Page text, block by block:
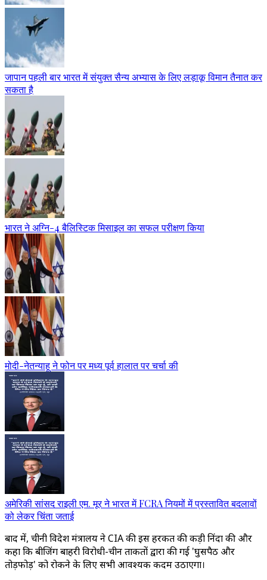
जापान पहली बार भारत में संयुक्त सैन्य अभ्यास के लिए लड़ाकू विमान तैनात कर
सकता है
भारत ने अग्नि-4 बैलिस्टिक मिसाइल का सफल परीक्षण किया
मोदी-नेतन्याहू ने फोन पर मध्य पूर्व हालात पर चर्चा की
अमेरिकी सांसद राइली एम. मूर ने भारत में FCRA नियमों में प्रस्तावित बदलावों
को लेकर चिंता जताई
बाद में, चीनी विदेश मंत्रालय ने CIA की इस हरकत की कड़ी निंदा की और
कहा कि बीजिंग बाहरी विरोधी-चीन ताकतों द्वारा की गई 'घुसपैठ और
तोड़फोड़' को रोकने के लिए सभी आवश्यक कदम उठाएगा।